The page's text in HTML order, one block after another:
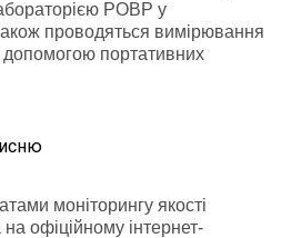
РОВР у
проводяться вимірювання
допомогою портативних
моніторингу якості
офіційному інтернет-